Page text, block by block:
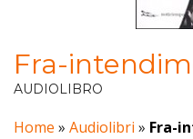
Fra-
AUDIOLIBRO
Home » Audiolibri » Fra-